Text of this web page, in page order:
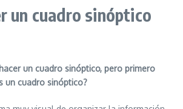
un cuadro sinóptico
un cuadro sinóptico, pero primero
un cuadro sinóptico?